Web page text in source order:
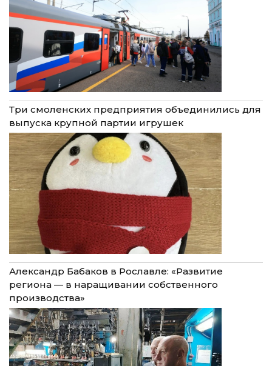
Три смоленских предприятия объединились для
выпуска крупной партии игрушек
Александр Бабаков в Рославле: «Развитие
региона — в наращивании собственного
производства»